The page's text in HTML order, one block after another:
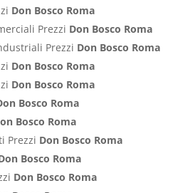
Don Bosco Roma
Prezzi Don Bosco Roma
Prezzi Don Bosco Roma
Don Bosco Roma
Don Bosco Roma
Bosco Roma
Bosco Roma
Prezzi Don Bosco Roma
Bosco Roma
Don Bosco Roma